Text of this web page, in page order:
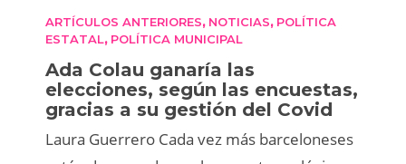
ARTÍCULOS ANTERIORES, NOTICIAS, POLÍTICA
ESTATAL, POLÍTICA MUNICIPAL
Ada Colau ganaría las
elecciones, según las encuestas,
gracias a su gestión del Covid
Laura Guerrero Cada vez más barceloneses